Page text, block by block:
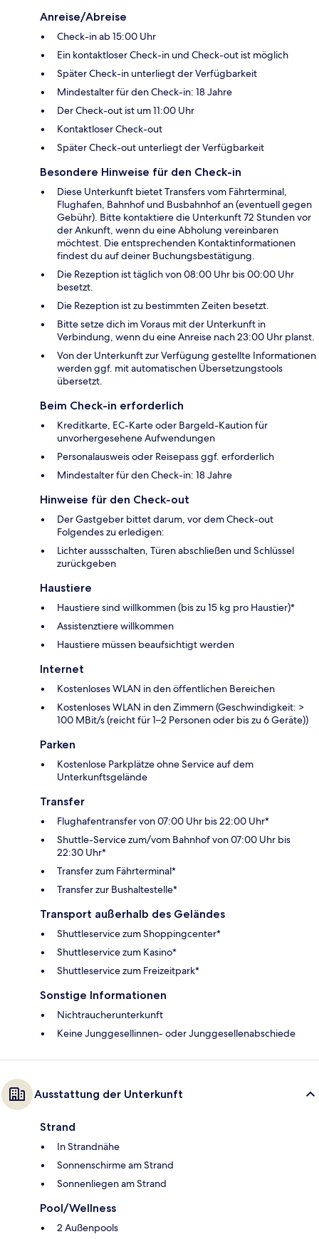
Anreise/Abreise
Check-in ab 15:00 Uhr
Ein kontaktloser Check-in und Check-out ist möglich
Später Check-in unterliegt der Verfügbarkeit
Mindestalter für den Check-in: 18 Jahre
Der Check-out ist um 11:00 Uhr
Kontaktloser Check-out
Später Check-out unterliegt der Verfügbarkeit
Besondere Hinweise für den Check-in
Diese Unterkunft bietet Transfers vom Fährterminal,
Flughafen, Bahnhof und Busbahnhof an (eventuell gegen
Gebühr). Bitte kontaktiere die Unterkunft 72 Stunden vor
der Ankunft, wenn du eine Abholung vereinbaren
möchtest. Die entsprechenden Kontaktinformationen
findest du auf deiner Buchungsbestätigung.
Die Rezeption ist täglich von 08:00 Uhr bis 00:00 Uhr
besetzt.
Die Rezeption ist zu bestimmten Zeiten besetzt.
Bitte setze dich im Voraus mit der Unterkunft in
Verbindung, wenn du eine Anreise nach 23:00 Uhr planst.
Von der Unterkunft zur Verfügung gestellte Informationen
werden ggf. mit automatischen Übersetzungstools
übersetzt.
Beim Check-in erforderlich
Kreditkarte, EC-Karte oder Bargeld-Kaution für
unvorhergesehene Aufwendungen
Personalausweis oder Reisepass ggf. erforderlich
Mindestalter für den Check-in: 18 Jahre
Hinweise für den Check-out
Der Gastgeber bittet darum, vor dem Check-out
Folgendes zu erledigen:
Lichter aussschalten, Türen abschließen und Schlüssel
zurückgeben
Haustiere
Haustiere sind willkommen (bis zu 15 kg pro Haustier)*
Assistenztiere willkommen
Haustiere müssen beaufsichtigt werden
Internet
Kostenloses WLAN in den öffentlichen Bereichen
Kostenloses WLAN in den Zimmern (Geschwindigkeit: >
100 MBit/s (reicht für 1–2 Personen oder bis zu 6 Geräte))
Parken
Kostenlose Parkplätze ohne Service auf dem
Unterkunftsgelände
Transfer
Flughafentransfer von 07:00 Uhr bis 22:00 Uhr*
Shuttle-Service zum/vom Bahnhof von 07:00 Uhr bis
22:30 Uhr*
Transfer zum Fährterminal*
Transfer zur Bushaltestelle*
Transport außerhalb des Geländes
Shuttleservice zum Shoppingcenter*
Shuttleservice zum Kasino*
Shuttleservice zum Freizeitpark*
Sonstige Informationen
Nichtraucherunterkunft
Keine Junggesellinnen- oder Junggesellenabschiede
Ausstattung der Unterkunft
Strand
In Strandnähe
Sonnenschirme am Strand
Sonnenliegen am Strand
Pool/Wellness
2 Außenpools